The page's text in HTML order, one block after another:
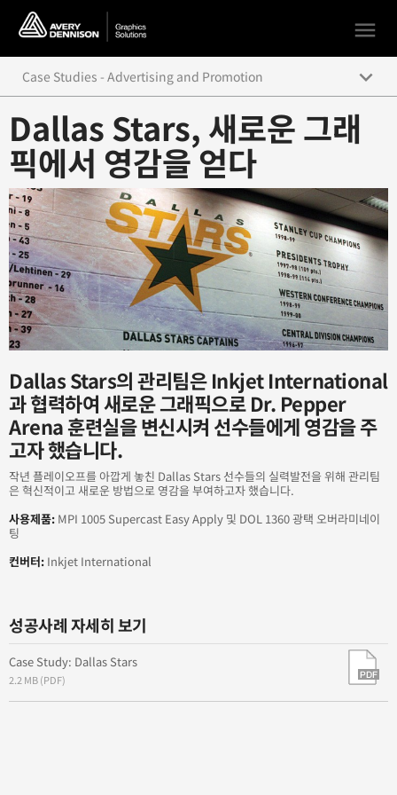
menu
Dallas Stars, 새로운 그래
픽에서 영감을 얻다
Dallas Stars의 관리팀은 Inkjet International
과 협력하여 새로운 그래픽으로 Dr. Pepper
Arena 훈련실을 변신시켜 선수들에게 영감을 주
고자 했습니다.
작년 플레이오프를 아깝게 놓친 Dallas Stars 선수들의 실력발전을 위해 관리팀
은 혁신적이고 새로운 방법으로 영감을 부여하고자 했습니다.
사용제품: MPI 1005 Supercast Easy Apply 및 DOL 1360 광택 오버라미네이
팅
컨버터: Inkjet International
성공사례 자세히 보기
Case Study: Dallas Stars
2.2 MB (PDF)
Case Studies - Advertising and Promotion keyboard_arrow_down
Beauty and the Beast
Showstopper
Dallas Stars Inspired by New Graphics
Mac Tools-Tricked-Out and Wrap-Ready
Thinking Beyond Meaning with “New Business”
Dressed to the Nines
The Power of Purple
Taking Gyms to the Next Level with Avery Dennison Vinyl
Films
Walls Come to Life with Avery Dennison Vinyl Films